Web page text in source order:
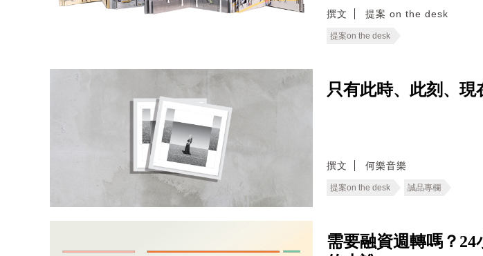
撰文 提案 on the desk
提案on the desk
只有此時、此刻、現
撰文 何樂音樂
提案on the desk 誠品專欄
需要融資週轉嗎？